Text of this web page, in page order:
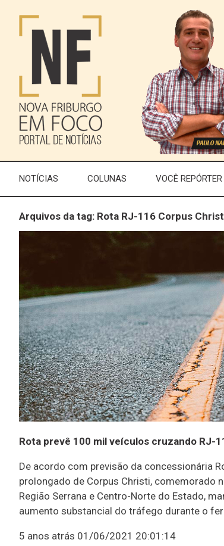
NOTÍCIAS COLUNAS VOCÊ REPÓRTER
Arquivos da tag: Rota RJ-116 Corpus
Rota prevê 100 mil veículos cruzando RJ-
De acordo com previsão da concessionária
prolongado de Corpus Christi, comemorado
Região Serrana e Centro-Norte do Estado,
aumento substancial do tráfego durante o
5 anos atrás 01/06/2021 20:01:14